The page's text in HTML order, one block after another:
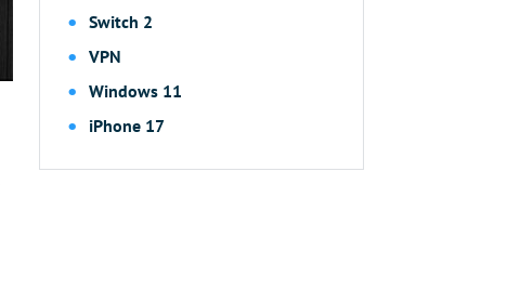
Switch 2
VPN
Windows 11
iPhone 17